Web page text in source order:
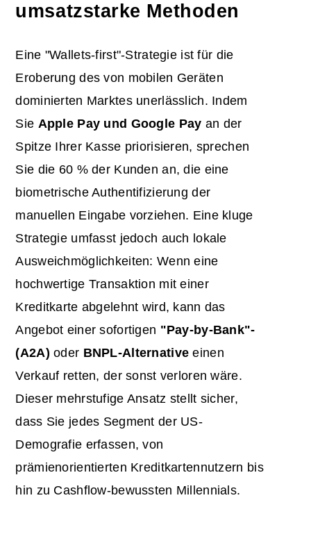
umsatzstarke Methoden
Eine "Wallets-first"-Strategie ist für die
Eroberung des von mobilen Geräten
dominierten Marktes unerlässlich. Indem
Sie Apple Pay und Google Pay an der
Spitze Ihrer Kasse priorisieren, sprechen
Sie die 60 % der Kunden an, die eine
biometrische Authentifizierung der
manuellen Eingabe vorziehen. Eine kluge
Strategie umfasst jedoch auch lokale
Ausweichmöglichkeiten: Wenn eine
hochwertige Transaktion mit einer
Kreditkarte abgelehnt wird, kann das
Angebot einer sofortigen "Pay-by-Bank"-
(A2A) oder BNPL-Alternative einen
Verkauf retten, der sonst verloren wäre.
Dieser mehrstufige Ansatz stellt sicher,
dass Sie jedes Segment der US-
Demografie erfassen, von
prämienorientierten Kreditkartennutzern bis
hin zu Cashflow-bewussten Millennials.